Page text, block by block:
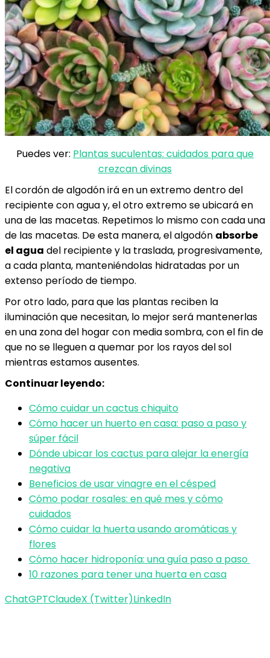
Puedes ver: Plantas suculentas: cuidados para que
crezcan divinas
El cordón de algodón irá en un extremo dentro del
recipiente con agua y, el otro extremo se ubicará en
una de las macetas. Repetimos lo mismo con cada una
de las macetas. De esta manera, el algodón absorbe
el agua del recipiente y la traslada, progresivamente,
a cada planta, manteniéndolas hidratadas por un
extenso período de tiempo.
Por otro lado, para que las plantas reciben la
iluminación que necesitan, lo mejor será mantenerlas
en una zona del hogar con media sombra, con el fin de
que no se lleguen a quemar por los rayos del sol
mientras estamos ausentes.
Continuar leyendo:
Cómo cuidar un cactus chiquito
Cómo hacer un huerto en casa: paso a paso y
súper fácil
Dónde ubicar los cactus para alejar la energía
negativa
Beneficios de usar vinagre en el césped
Cómo podar rosales: en qué mes y cómo
cuidados
Cómo cuidar la huerta usando aromáticas y
flores
Cómo hacer hidroponía: una guía paso a paso
10 razones para tener una huerta en casa
ChatGPTClaudeX (Twitter)LinkedIn